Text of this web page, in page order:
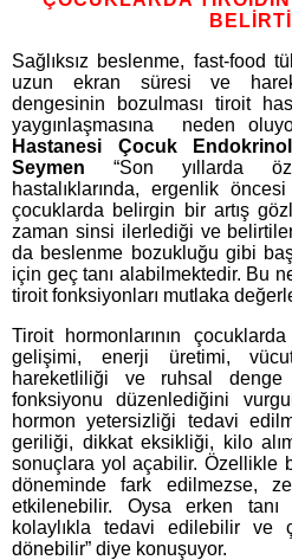
Sağlıksız beslenme, fast-food
uzun ekran süresi ve
dengesinin bozulması tiroit
yaygınlaşmasına neden
Hastanesi Çocuk
Seymen “Son yıllarda
hastalıklarında, ergenlik
çocuklarda belirgin bir artış
zaman sinsi ilerlediği ve
da beslenme bozukluğu gibi
için geç tanı alabilmektedir. Bu
tiroit fonksiyonları mutlaka
Tiroit hormonlarının
gelişimi, enerji üretimi,
hareketliliği ve ruhsal
fonksiyonu düzenlediğini
hormon yetersizliği tedavi
geriliği, dikkat eksikliği, kilo
sonuçlara yol açabilir. Özellikle
döneminde fark edilmezse,
etkilenebilir. Oysa erken tanı
kolaylıkla tedavi edilebilir ve
dönebilir” diye konuşuyor.